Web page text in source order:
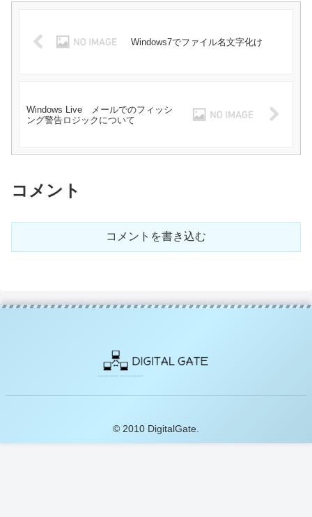
Windows7でファイル名文字化け
Windows Live メールでのフィッシ
ング警告ロジックについて
コメント
コメントを書き込む
© 2010 DigitalGate.